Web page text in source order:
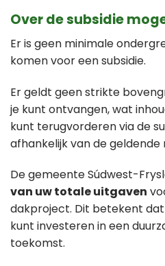
Over de subsidie
Er is geen minimale
komen voor een subsidie.
Er geldt geen strikte
je kunt ontvangen, wat
kunt terugvorderen via de
afhankelijk van de
De gemeente Súdwest-
van uw totale uitgaven
dakproject. Dit betekent
kunt investeren in een
toekomst.